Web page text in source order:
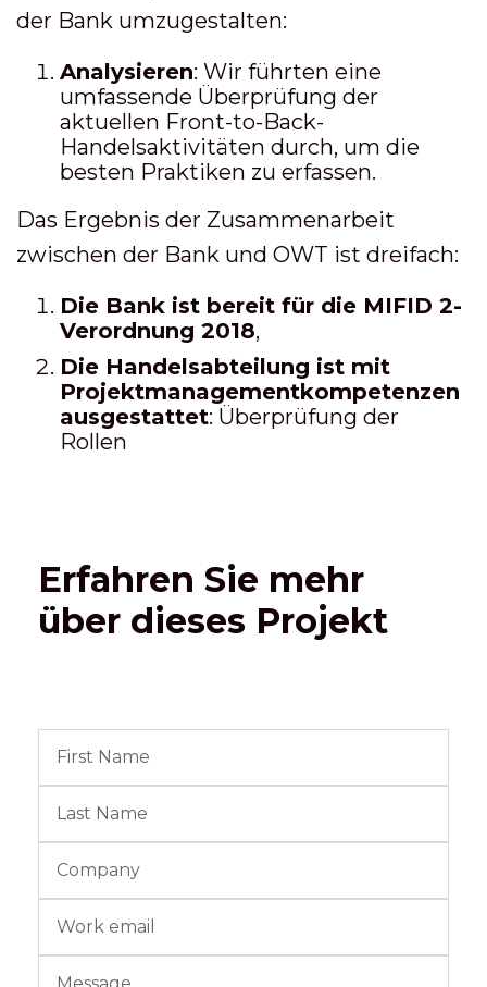
der Bank umzugestalten:
Analysieren: Wir führten eine
umfassende Überprüfung der
aktuellen Front-to-Back-
Handelsaktivitäten durch, um die
besten Praktiken zu erfassen.
Das Ergebnis der Zusammenarbeit
zwischen der Bank und OWT ist dreifach:
Die Bank ist bereit für die MIFID 2-
Verordnung 2018,
Die Handelsabteilung ist mit
Projektmanagementkompetenzen
ausgestattet: Überprüfung der
Rollen
Erfahren Sie mehr
über dieses Projekt